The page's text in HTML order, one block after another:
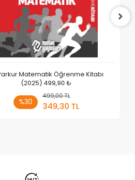
Matematik Öğrenme Kitabı
(2025) 499,90 ₺
%30
499,00 TL
349,30 TL
Sepete Ekle